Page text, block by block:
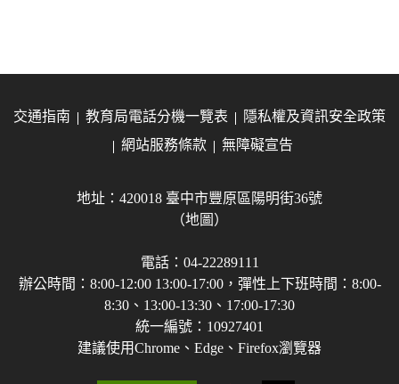
交通指南 教育局電話分機一覽表
隱私權及資訊安全政策
網站服務條款
無障礙宣告
地址：420018 臺中市豐原區陽明街36號
（地圖）
電話：04-22289111
辦公時間：8:00-12:00 13:00-17:00，彈性上下班時間：8:00-
8:30、13:00-13:30、17:00-17:30
統一編號：10927401
建議使用Chrome、Edge、Firefox瀏覽器